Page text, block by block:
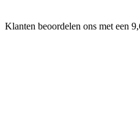
Klanten beoordelen ons met een